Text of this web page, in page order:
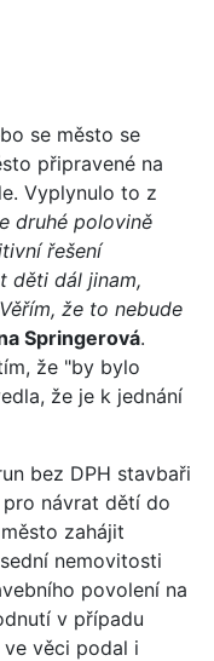
se město se
připravené na
Vyplynulo to z
druhé polovině
řešení
děti dál jinam,
že to nebude
Springerová.
že "by bylo
že je k jednání
bez DPH stavbaři
návrat dětí do
zahájit
nemovitosti
povolení na
v případu
věci podal i